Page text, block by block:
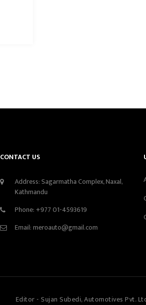
CONTACT US
Address: Sagarmatha Complex, Naxal,
Kathmandu
Phone: +977 01-4593619
Email:meroauto@gmail.com
Editor - Sujan Subedi, Automotives Pvt.